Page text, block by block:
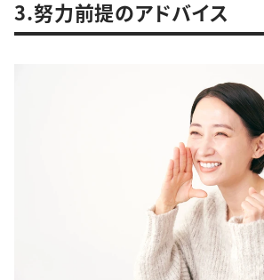
3.努力前提のアドバイス